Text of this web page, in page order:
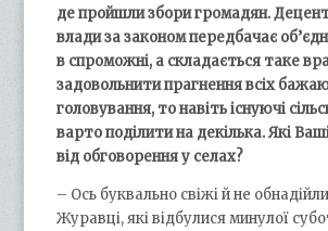
де пройшли збори громадян.
влади за законом передбачає
в спроможні, а складається таке
задовольнити прагнення всіх
головування, то навіть існуючі
варто поділити на декілька. Які
від обговорення у селах?
– Ось буквально свіжі й не
Журавці, які відбулися минулої